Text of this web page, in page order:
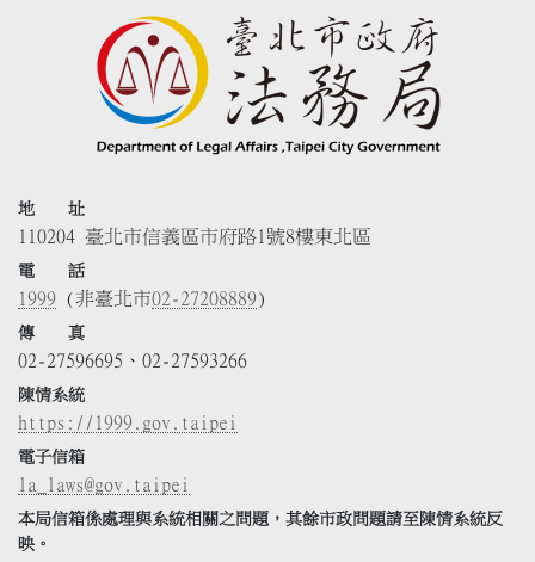
地 址
110204 臺北市信義區市府路1號8樓東北區
電 話
1999 (非臺北市02-27208889)
傳 真
02-27596695、02-27593266
陳情系統
https://1999.gov.taipei
電子信箱
la_laws@gov.taipei
本局信箱係處理與系統相關之問題，其餘市政問題請至陳情系統反
映。